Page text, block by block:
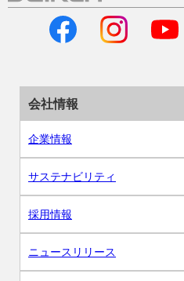
会社情報
企業情報
サステナビリティ
採用情報
ニュースリリース